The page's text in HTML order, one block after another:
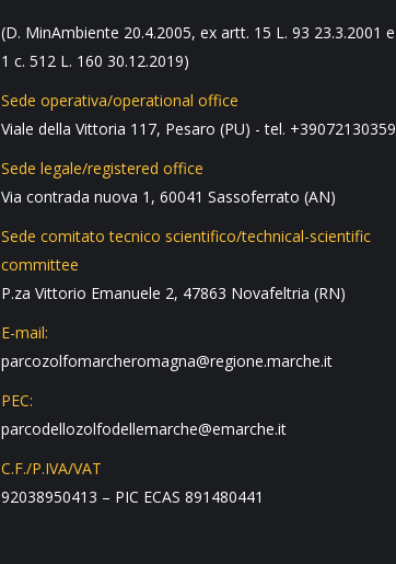
(D. MinAmbiente 20.4.2005, ex artt. 15 L. 93 23.3.2001 e
1 c. 512 L. 160 30.12.2019)
Sede operativa/operational office
Viale della Vittoria 117, Pesaro (PU) - tel. +39072130359
Sede legale/registered office
Via contrada nuova 1, 60041 Sassoferrato (AN)
Sede comitato tecnico scientifico/technical-scientific
committee
P.za Vittorio Emanuele 2, 47863 Novafeltria (RN)
E-mail:
parcozolfomarcheromagna@regione.marche.it
PEC:
parcodellozolfodellemarche@emarche.it
C.F./P.IVA/VAT
92038950413 – PIC ECAS 891480441